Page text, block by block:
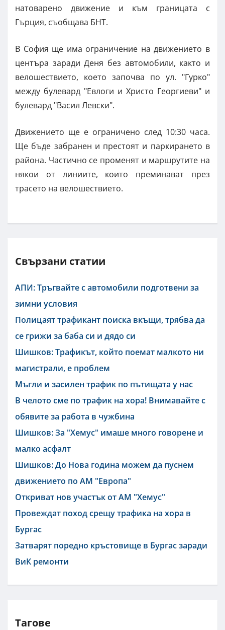
натоварено движение и към границата с
Гърция, съобщава БНТ.
В София ще има ограничение на движението в
центъра заради Деня без автомобили, както и
велошествието, което започва по ул. "Гурко"
между булевард "Евлоги и Христо Георгиеви" и
булевард "Васил Левски".
Движението ще е ограничено след 10:30 часа.
Ще бъде забранен и престоят и паркирането в
района. Частично се променят и маршрутите на
някои от линиите, които преминават през
трасето на велошествието.
Свързани статии
АПИ: Тръгвайте с автомобили подготвени за
зимни условия
Полицаят трафикант поиска вкъщи, трябва да
се грижи за баба си и дядо си
Шишков: Трафикът, който поемат малкото ни
магистрали, е проблем
Мъгли и засилен трафик по пътищата у нас
В челото сме по трафик на хора! Внимавайте с
обявите за работа в чужбина
Шишков: За "Хемус" имаше много говорене и
малко асфалт
Шишков: До Нова година можем да пуснем
движението по АМ "Европа"
Откриват нов участък от АМ "Хемус"
Провеждат поход срещу трафика на хора в
Бургас
Затварят поредно кръстовище в Бургас заради
ВиК ремонти
Тагове